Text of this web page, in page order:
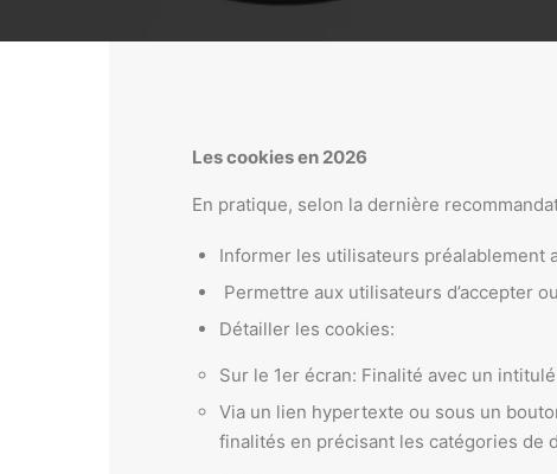
Les cookies en 2026
En pratique, selon la dernière
Informer les utilisateurs préalablement
Permettre aux utilisateurs d’accepter
Détailler les cookies:
Sur le 1er écran: Finalité avec un
Via un lien hypertexte ou sous un
finalités en précisant les catégories de